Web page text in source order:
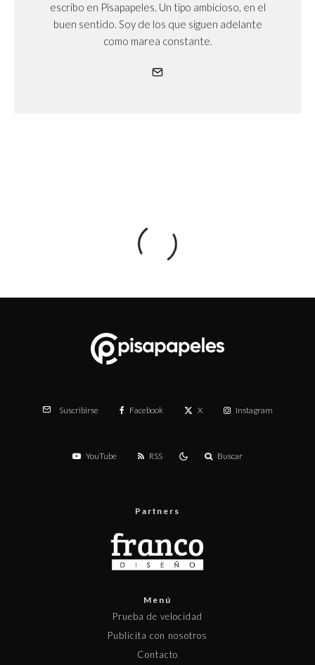
escribo en Pisapapeles. Un tipo ambicioso, en el
buen sentido. Soy de los que siguen adelante
como marea constante.
Suscribirse Facebook X Instagram
YouTube RSS Buscar
Partners
Menú
Prueba de velocidad
Publicita con nosotros
Contacto